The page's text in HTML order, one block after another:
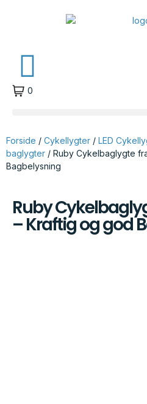
0
Forside / Cykellygter / LED
baglygter / Ruby Cykelbaglygte
Bagbelysning
Ruby
– Kraftig og god